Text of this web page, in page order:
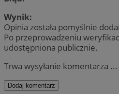
Wynik:
Opinia została pomyślnie
Po przeprowadzeniu
udostępniona publicznie.
Trwa wysyłanie komentarza ...
Dodaj komentarz